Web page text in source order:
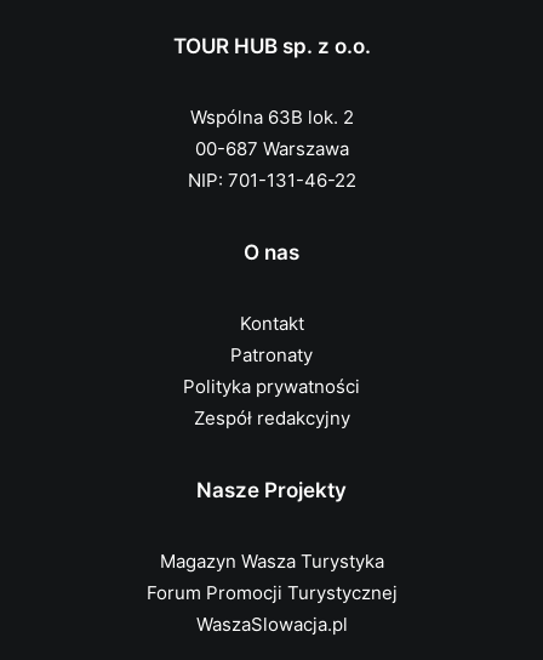
TOUR HUB sp. z o.o.
Wspólna 63B lok. 2
00-687 Warszawa
NIP: 701-131-46-22
O nas
Kontakt
Patronaty
Polityka prywatności
Zespół redakcyjny
Nasze Projekty
Magazyn Wasza Turystyka
Forum Promocji Turystycznej
WaszaSlowacja.pl